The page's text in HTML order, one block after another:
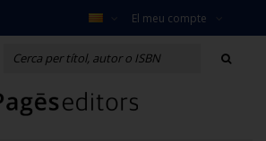
El meu compte